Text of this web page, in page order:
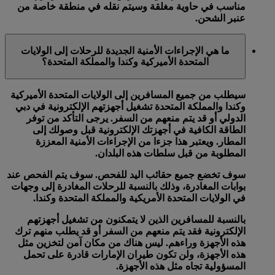
مناسب في حاوية مغلقة وسيتم نقله في منطقة خاصة من
عنبر الشحن.
ما هي الإجراءات الأمنية الجديدة للرحلات إلى الولايات
المتحدة الأميركية وكندا والمملكة المتحدة؟
سيطلب من جميع المسافرين إلى الولايات المتحدة الأميركية
وكندا والمملكة المتحدة تشغيل أجهزتهم الإلكترونية في دبي
الدولي أو قد يتم منعهم من السفر. يرجى التأكد من توفر
الطاقة الكافية في أجهزتك الإلكترونية قبل وصولك إلى
المطار. ويعتبر هذا جزءا من الإجراءات الأمنية المعززة
المطلوبة من قبل سلطات هذه البلدان.
سوف تخضع جميع حقائب اليد للفحص. سوف يتم الفحص عند
بوابات المغادرة، وذلك بالنسبة للرحلات المغادرة إلى وجهات
في الولايات المتحدة الأمريكية والمملكة المتحدة وكندا.
بالنسبة للمسافرين الذين لا يتمكنون من تشغيل أجهزتهم
الإلكترونية فقد يتم منعهم من السفر أو قد يطلب منهم ترك
هذه الأجهزة وراءهم. ليس هناك من مكان آمن لتخزين مثل
هذه الأجهزة، ولن تكون طيران الإمارات قادرة على تحمل
المسؤولية تجاه مثل هذه الأجهزة.